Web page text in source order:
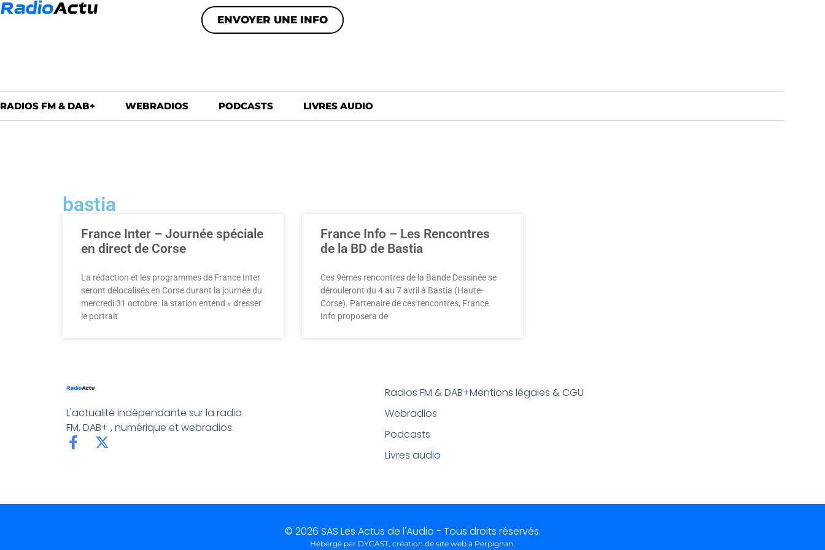
ENVOYER UNE INFO
RADIOS FM & DAB+ WEBRADIOS PODCASTS LIVRES AUDIO
bastia
France Inter – Journée spéciale
en direct de Corse
La rédaction et les programmes de France Inter
seront délocalisés en Corse durant la journée du
mercredi 31 octobre. la station entend « dresser
le portrait
France Info – Les Rencontres
de la BD de Bastia
Ces 9èmes rencontres de la Bande Dessinée se
dérouleront du 4 au 7 avril à Bastia (Haute-
Corse). Partenaire de ces rencontres, France
Info proposera de
L'actualité indépendante sur la radio
FM, DAB+ , numérique et webradios.
Radios FM & DAB+
Webradios
Podcasts
Livres audio
Mentions légales & CGU
© 2026 SAS Les Actus de l'Audio - Tous droits réservés.
Hébergé par DYCAST, création de site web à Perpignan.